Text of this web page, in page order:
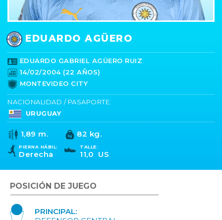
EDUARDO AGÜERO
EDUARDO GABRIEL AGÜERO RUIZ
14/02/2004 (22 AÑOS)
MONTEVIDEO CITY
NACIONALIDAD / PASAPORTE:
URUGUAY
1,89 m. 82 kg.
PIERNA HÁBIL:
Derecha
TALLE:
11,0 US
POSICIÓN DE JUEGO
PRINCIPAL: